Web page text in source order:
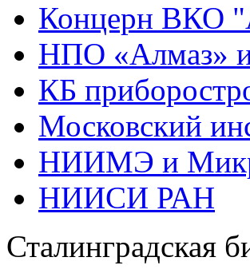
Концерн ВКО
НПО «Алмаз»
КБ
Московский
НИИМЭ и
НИИСИ РАН
Сталинградская